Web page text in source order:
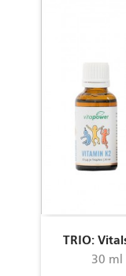
TRIO:
30 ml